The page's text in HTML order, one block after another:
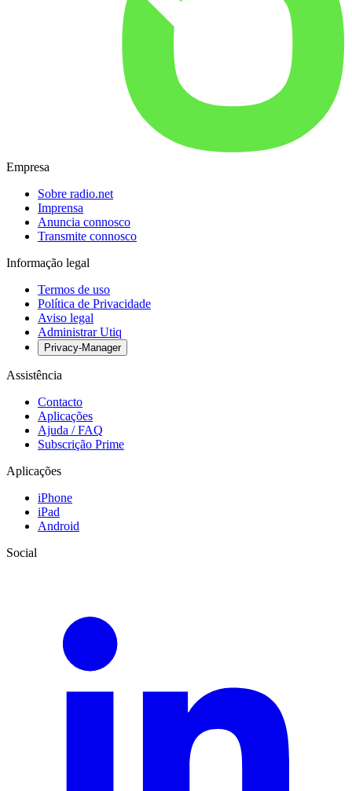
Empresa
Sobre radio.net
Imprensa
Anuncia connosco
Transmite connosco
Informação legal
Termos de uso
Política de Privacidade
Aviso legal
Administrar Utiq
Privacy-Manager
Assistência
Contacto
Aplicações
Ajuda / FAQ
Subscrição Prime
Aplicações
iPhone
iPad
Android
Social